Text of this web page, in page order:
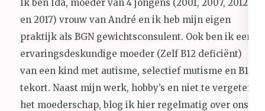
Ik ben Ida, moeder van 4 jongens (2001, 2007, 2012
en 2017) vrouw van André en ik heb mijn eigen
praktijk als BGN gewichtsconsulent. Ook ben ik een
ervaringsdeskundige moeder (Zelf B12 deficiënt)
van een kind met autisme, selectief mutisme en B12
tekort. Naast mijn werk, hobby’s en niet te vergeten
het moederschap, blog ik hier regelmatig over ons